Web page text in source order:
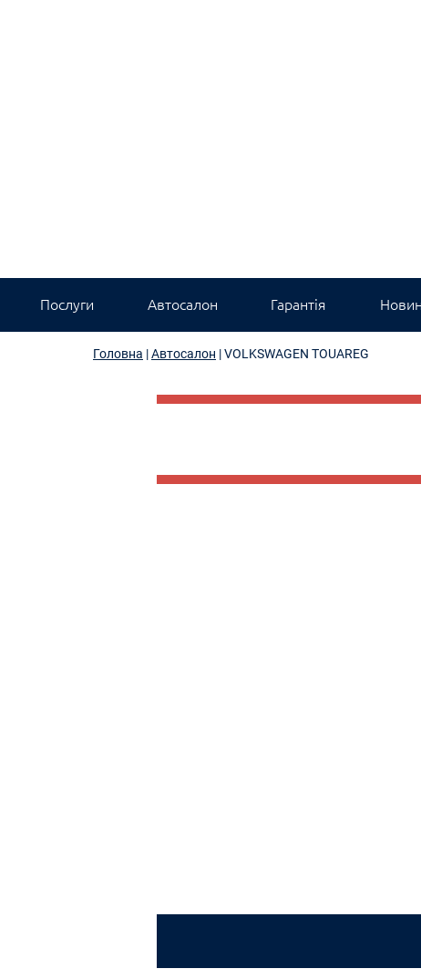
Послуги Автосалон Гарантія
Головна |Автосалон |VOLKSWAGEN TOUAREG